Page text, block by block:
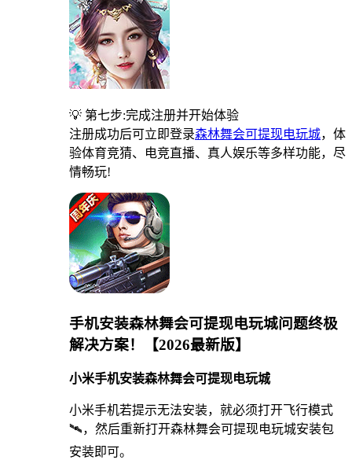
💡 第七步:完成注册并开始体验
注册成功后可立即登录森林舞会可提现电玩城，体
验体育竞猜、电竞直播、真人娱乐等多样功能，尽
情畅玩!
手机安装森林舞会可提现电玩城问题终极
解决方案！【2026最新版】
小米手机安装森林舞会可提现电玩城
小米手机若提示无法安装，就必须打开飞行模式
🛰，然后重新打开森林舞会可提现电玩城安装包
安装即可。